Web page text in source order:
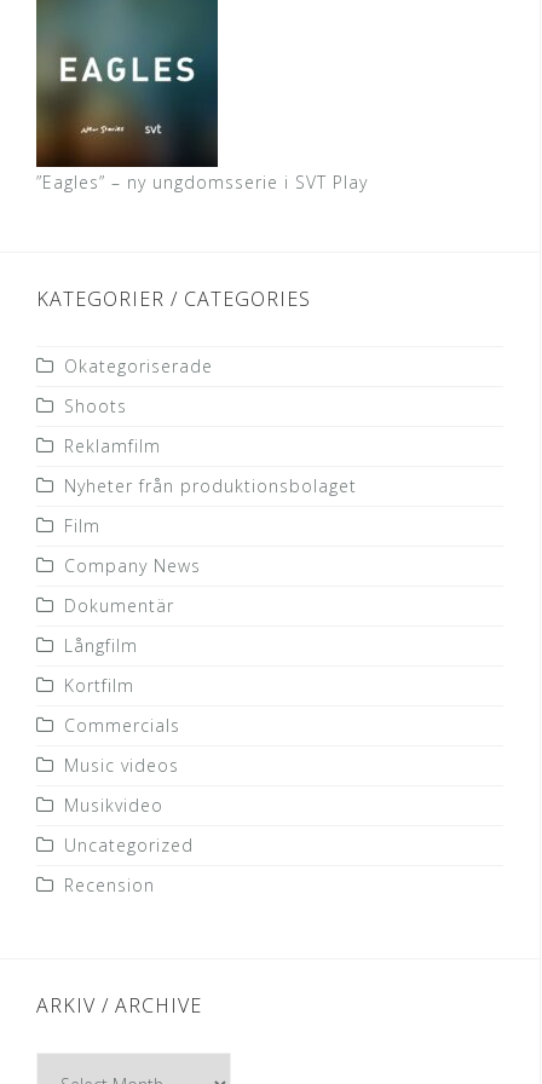
”Eagles” – ny ungdomsserie i SVT Play
KATEGORIER / CATEGORIES
Okategoriserade
Shoots
Reklamfilm
Nyheter från produktionsbolaget
Film
Company News
Dokumentär
Långfilm
Kortfilm
Commercials
Music videos
Musikvideo
Uncategorized
Recension
ARKIV / ARCHIVE